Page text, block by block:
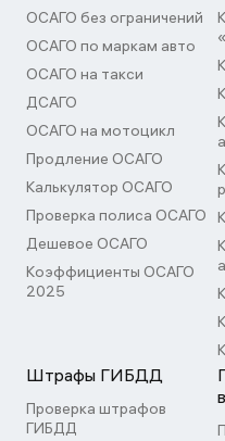
ОСАГО без ограничений
ОСАГО по маркам авто
ОСАГО на такси
ДСАГО
ОСАГО на мотоцикл
Продление ОСАГО
Калькулятор ОСАГО
Проверка полиса ОСАГО
Дешевое ОСАГО
Коэффициенты ОСАГО
2025
Штрафы ГИБДД
Проверка штрафов
ГИБДД